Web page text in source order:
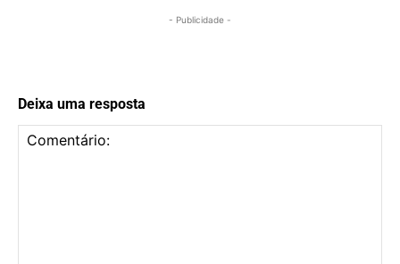
- Publicidade -
Deixa uma resposta